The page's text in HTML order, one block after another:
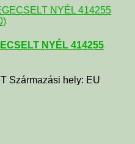
NYÉL 414255
Származási hely: EU